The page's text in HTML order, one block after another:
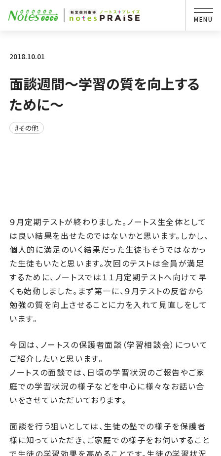
2018.10.01
面談週間～学習の質を向上する
ために～
#その他
９月定期テストが終わりました。ノートス生全体として
は良い結果を出せたのではないかと思います。しかし、
個人的に満足のいく結果だった生徒もそうではなかっ
た生徒もいたと思います。次回のテストは全員が満足
するために、ノートスでは１１月定期テストへ向けて早
くも始動しました。まず第一に、９月テストの反省から
勉強の質を向上させることに力を入れて見直しをして
います。
今回は、ノートスの保護者面談（学習相談会）について
ご紹介したいと思います。
ノートスの面談では、日頃の学習状況のご報告やご家
庭での学習状況の様子などを中心に様々なお話い合
いをさせていただいております。
面談を行う狙いとしては、生徒の塾での様子を保護者
様に知っていただき、ご家庭での様子をお伺いすること
で生徒の学習効果を高めることです。生徒の学習状況